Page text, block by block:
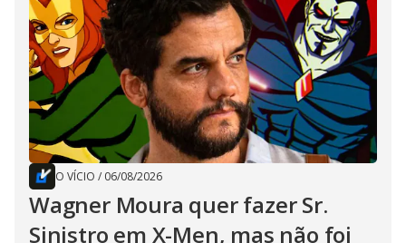
O VÍCIO / 06/08/2026
Wagner Moura quer fazer Sr.
Sinistro em X-Men, mas não foi